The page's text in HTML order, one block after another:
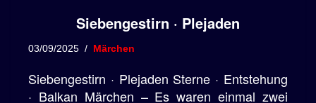
Siebengestirn · Plejaden
03/09/2025 Märchen
Siebengestirn · Plejaden Sterne · Entstehung
· Balkan Märchen – Es waren einmal zwei